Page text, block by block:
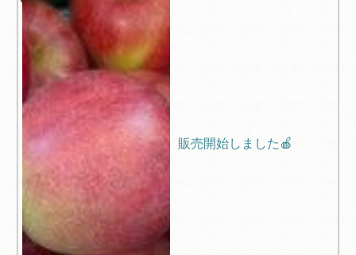
販売開始しました🍎